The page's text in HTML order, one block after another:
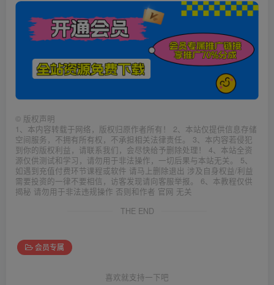
© 版权声明
1、本内容转载于网络，版权归原作者所有！ 2、本站仅提供信息存储
空间服务，不拥有所有权，不承担相关法律责任。 3、本内容若侵犯
到你的版权利益，请联系我们，会尽快给予删除处理！ 4、本站全资
源仅供测试和学习，请勿用于非法操作，一切后果与本站无关。 5、
如遇到充值付费环节课程或软件 请马上删除退出 涉及自身权益/利益
需要投资的一律不要相信，访客发现请向客服举报。 6、本教程仅供
揭秘 请勿用于非法违规操作 否则和作者 官网 无关
THE END
会员专属
喜欢就支持一下吧